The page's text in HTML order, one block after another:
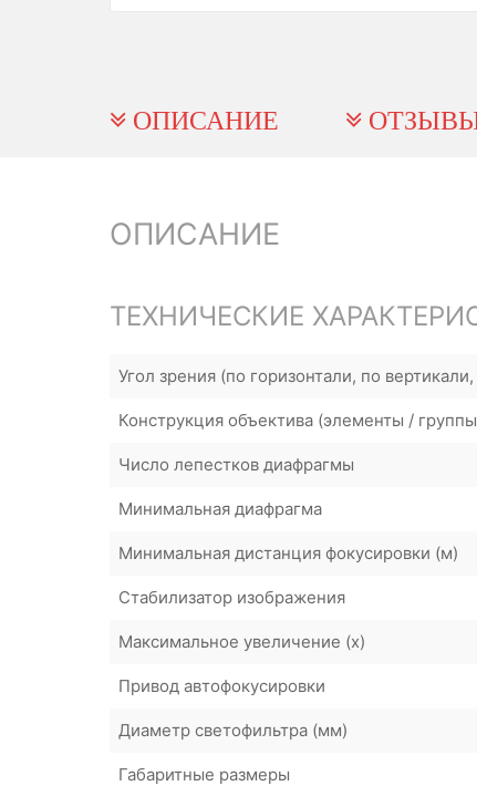
ОПИСАНИЕ
ОПИСАНИЕ
ТЕХНИЧЕСКИЕ
Угол зрения (по горизонтали, по
Конструкция объектива (элементы /
Число лепестков диафрагмы
Минимальная диафрагма
Минимальная дистанция фокусировки (м)
Стабилизатор изображения
Максимальное увеличение (x)
Привод автофокусировки
Диаметр светофильтра (мм)
Габаритные размеры